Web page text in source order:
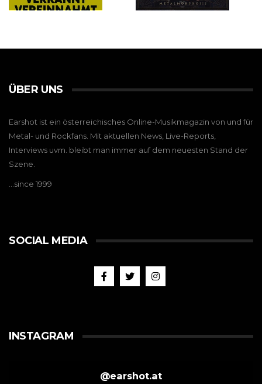
ÜBER UNS
Earshot ist ein österreichisches Online-Musikmagazin von und für
Metal- und Rockfans. Mit aktuellen News, Live-Reports,
Interviews uvm. bleibt man immer auf dem neuesten Stand der
Szene.
…since 1999
SOCIAL MEDIA
INSTAGRAM
@earshot.at